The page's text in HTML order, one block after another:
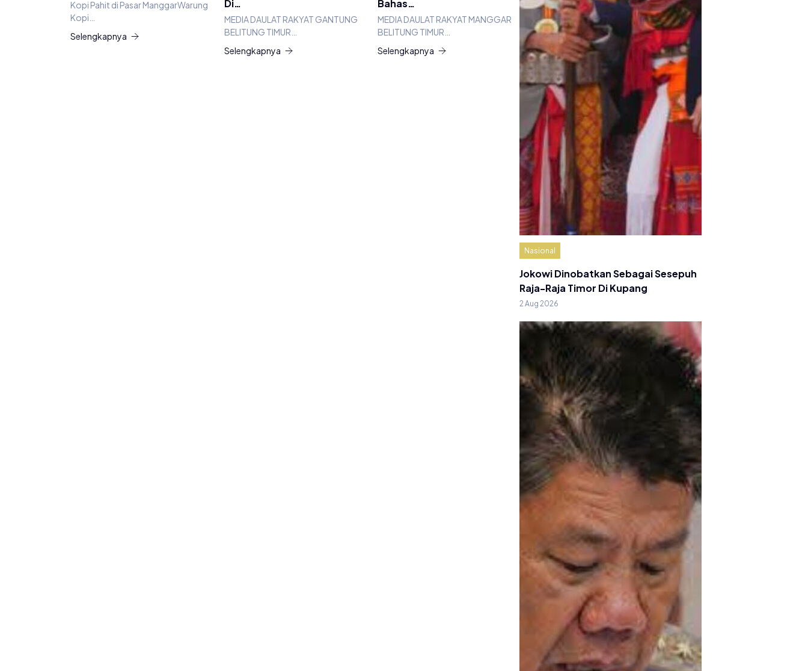
Kopi Pahit di Pasar ManggarWarung
Kopi…
Selengkapnya
Di…
MEDIA DAULAT RAKYAT GANTUNG
BELITUNG TIMUR…
Selengkapnya
Bahas…
MEDIA DAULAT RAKYAT MANGGAR
BELITUNG TIMUR…
Selengkapnya
Nasional
Jokowi Dinobatkan Sebagai Sesepuh
Raja-Raja Timor Di Kupang
2 Aug 2026